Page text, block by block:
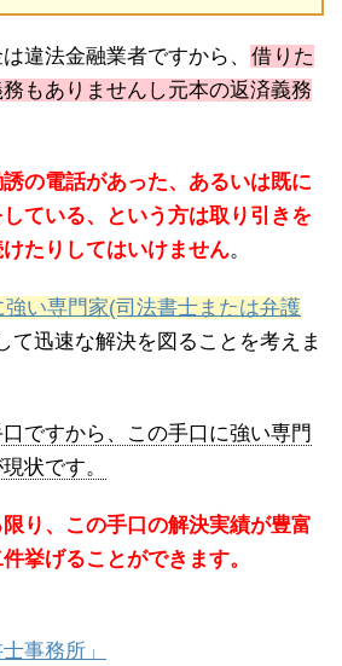
違法金融業者ですから、
借りた
もありませんし元本の返済義務
の電話があった、あるいは既に
ている、という方は取り引きを
たりしてはいけません。
強い専門家(司法書士または弁護
て迅速な解決を図ることを考えま
ですから、この手口に強い専門
状です。
り、この手口の解決実績が豊富
挙げることができます。
事務所」